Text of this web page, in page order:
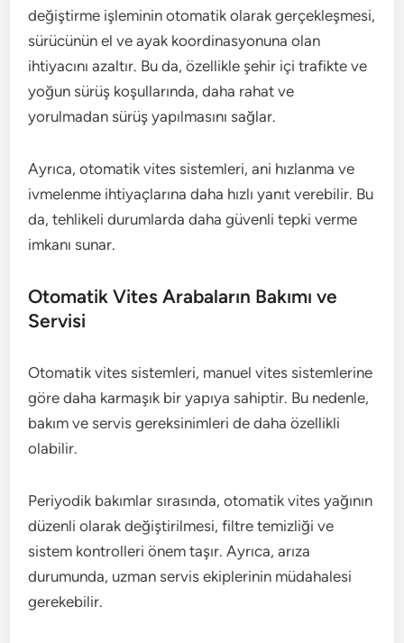
değiştirme işleminin otomatik olarak gerçekleşmesi,
sürücünün el ve ayak koordinasyonuna olan
ihtiyacını azaltır. Bu da, özellikle şehir içi trafikte ve
yoğun sürüş koşullarında, daha rahat ve
yorulmadan sürüş yapılmasını sağlar.
Ayrıca, otomatik vites sistemleri, ani hızlanma ve
ivmelenme ihtiyaçlarına daha hızlı yanıt verebilir. Bu
da, tehlikeli durumlarda daha güvenli tepki verme
imkanı sunar.
Otomatik Vites Arabaların Bakımı ve
Servisi
Otomatik vites sistemleri, manuel vites sistemlerine
göre daha karmaşık bir yapıya sahiptir. Bu nedenle,
bakım ve servis gereksinimleri de daha özellikli
olabilir.
Periyodik bakımlar sırasında, otomatik vites yağının
düzenli olarak değiştirilmesi, filtre temizliği ve
sistem kontrolleri önem taşır. Ayrıca, arıza
durumunda, uzman servis ekiplerinin müdahalesi
gerekebilir.